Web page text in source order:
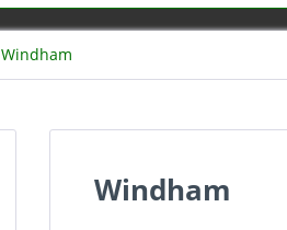
Windham
Windham